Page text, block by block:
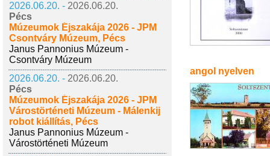
2026.06.20. - 2026.06.20.
Pécs
Múzeumok Éjszakája 2026 - JPM
Csontváry Múzeum, Pécs
Janus Pannonius Múzeum -
Csontváry Múzeum
2026.06.20. - 2026.06.20.
Pécs
Múzeumok Éjszakája 2026 - JPM
Várostörténeti Múzeum - Málenkij
robot kiállítás, Pécs
Janus Pannonius Múzeum -
Várostörténeti Múzeum
angol nyelven